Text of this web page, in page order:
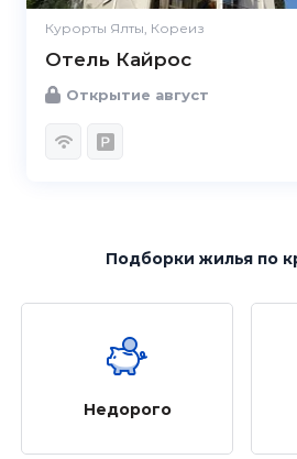
Курорты Ялты, Кореиз
Отель Кайрос
Открытие август
Подборки жильяпо
Недорого